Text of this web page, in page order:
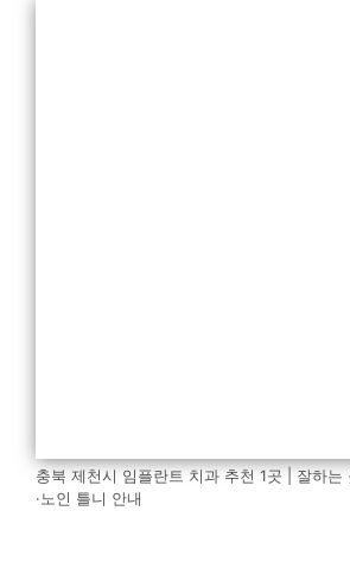
충북 제천시 임플란트 치과 추천 1곳 | 잘하는
·노인 틀니 안내